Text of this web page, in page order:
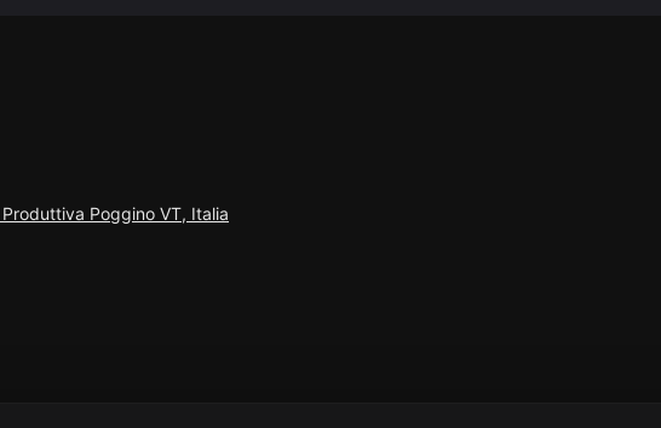
Poggino VT, Italia